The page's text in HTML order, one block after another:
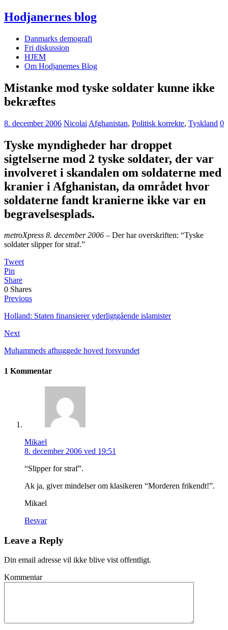
Hodjanernes blog
Danmarks demografi
Fri diskussion
HJEM
Om Hodjanernes Blog
Mistanke mod tyske soldater kunne ikke
bekræftes
8. december 2006 Nicolai Afghanistan, Politisk korrekte, Tyskland 0
Tyske myndigheder har droppet
sigtelserne mod 2 tyske soldater, der var
involveret i skandalen om soldaterne med
kranier i Afghanistan, da området hvor
soldaterne fandt kranierne ikke var en
begravelsesplads.
metroXpress 8. december 2006 – Der har overskriften: “Tyske
soldater slipper for straf.”
Tweet
Pin
Share
0 Shares
Previous
Holland: Staten finansierer yderligtgående islamister
Next
Muhammeds afhuggede hoved forsvundet
1 Kommentar
Mikael
8. december 2006 ved 19:51
“Slipper for straf”.
Ak ja, giver mindelser om klasikeren “Morderen frikendt!”.
Mikael
Besvar
Leave a Reply
Din email adresse vil ikke blive vist offentligt.
Kommentar